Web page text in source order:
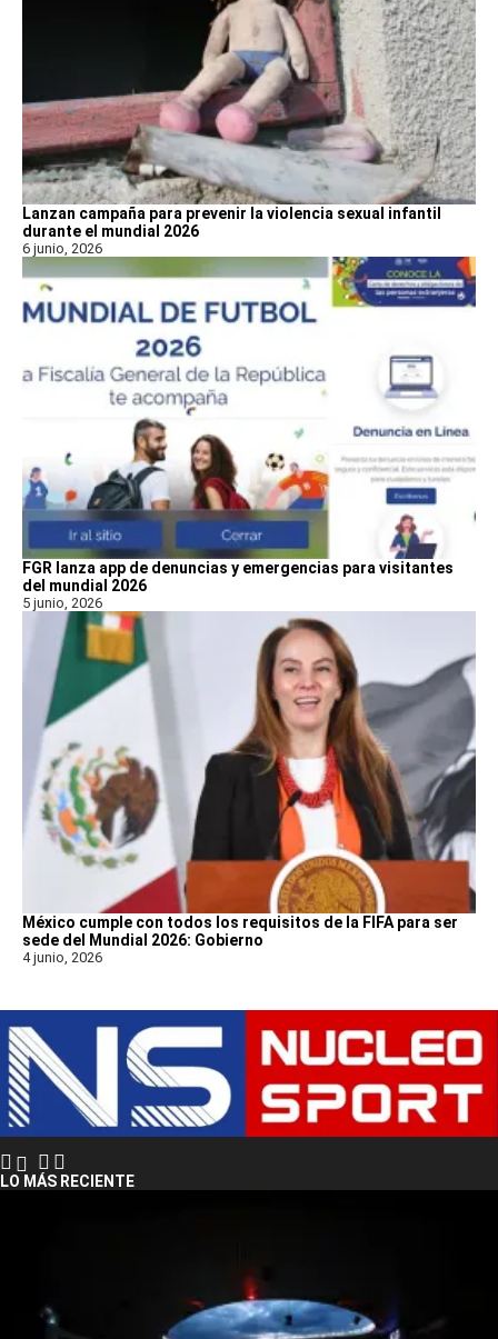
Lanzan campaña para prevenir la violencia sexual infantil
durante el mundial 2026
6 junio, 2026
FGR lanza app de denuncias y emergencias para visitantes
del mundial 2026
5 junio, 2026
México cumple con todos los requisitos de la FIFA para ser
sede del Mundial 2026: Gobierno
4 junio, 2026
LO MÁS RECIENTE